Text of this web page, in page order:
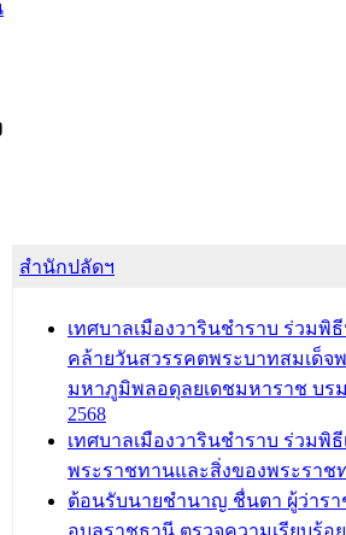
สำนักปลัดฯ
เทศบาลเมืองวารินชำราบ ร่วมพิ
คล้ายวันสวรรคตพระบาทสมเด็จ
มหาภูมิพลอดุลยเดชมหาราช บร
2568
เทศบาลเมืองวารินชำราบ ร่วมพิ
พระราชทานและสิ่งของพระราช
ต้อนรับนายชำนาญ ชื่นตา ผู้ว่ารา
อุบลราชธานี ตรวจความเรียบร้อ